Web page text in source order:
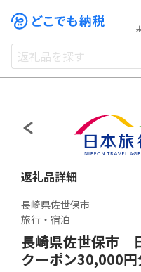
返礼品詳細
長崎県佐世保市
旅行・宿泊
長崎県佐世保市
クーポン30,000